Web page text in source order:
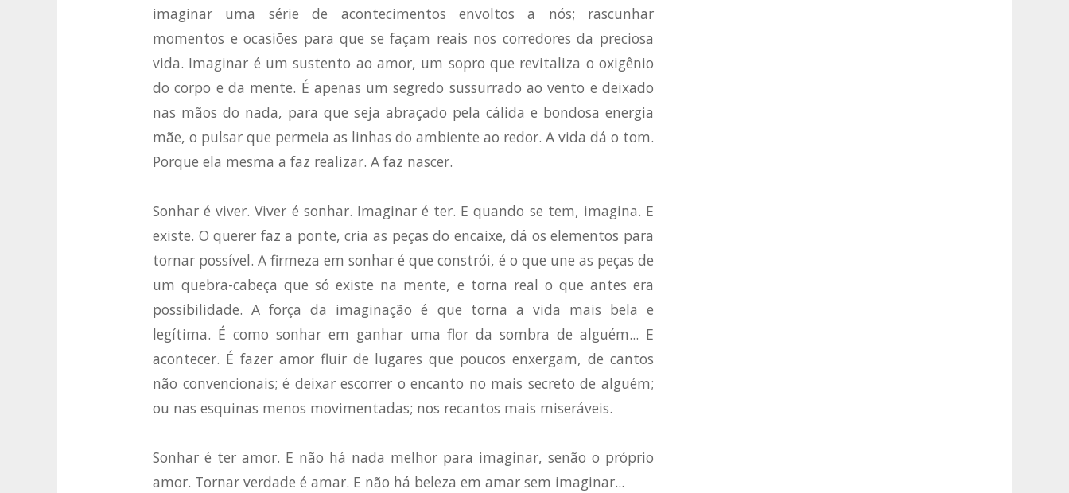
imaginar uma série de acontecimentos envoltos a nós; rascunhar
momentos e ocasiões para que se façam reais nos corredores da preciosa
vida. Imaginar é um sustento ao amor, um sopro que revitaliza o oxigênio
do corpo e da mente. É apenas um segredo sussurrado ao vento e deixado
nas mãos do nada, para que seja abraçado pela cálida e bondosa energia
mãe, o pulsar que permeia as linhas do ambiente ao redor. A vida dá o tom.
Porque ela mesma a faz realizar. A faz nascer.
Sonhar é viver. Viver é sonhar. Imaginar é ter. E quando se tem, imagina. E
existe. O querer faz a ponte, cria as peças do encaixe, dá os elementos para
tornar possível. A firmeza em sonhar é que constrói, é o que une as peças de
um quebra-cabeça que só existe na mente, e torna real o que antes era
possibilidade. A força da imaginação é que torna a vida mais bela e
legítima. É como sonhar em ganhar uma flor da sombra de alguém... E
acontecer. É fazer amor fluir de lugares que poucos enxergam, de cantos
não convencionais; é deixar escorrer o encanto no mais secreto de alguém;
ou nas esquinas menos movimentadas; nos recantos mais miseráveis.
Sonhar é ter amor. E não há nada melhor para imaginar, senão o próprio
amor. Tornar verdade é amar. E não há beleza em amar sem imaginar...